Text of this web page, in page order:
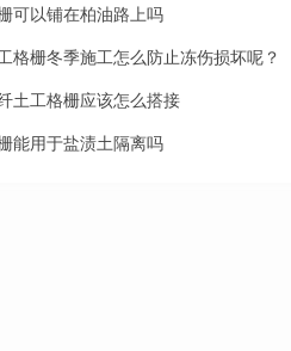
可以铺在柏油路上吗
格栅冬季施工怎么防止冻伤损坏呢？
土工格栅应该怎么搭接
能用于盐渍土隔离吗